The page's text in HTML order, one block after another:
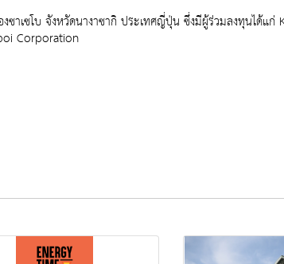
าเซโบ จังหวัดนางาซากิ ประเทศญี่ปุ่น ซึ่งมีผู้ร่วมลงทุนได้
Corporation